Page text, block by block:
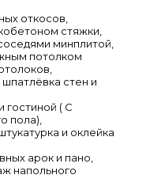
откосов,
стяжки,
минплитой,
потолком
стен и
гостиной ( С
пола),
и оклейка
арок и пано,
напольного